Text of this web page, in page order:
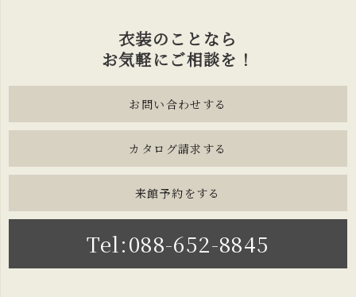
衣装のことなら
お気軽にご相談を！
お問い合わせする
カタログ請求する
来館予約をする
Tel:088-652-8845